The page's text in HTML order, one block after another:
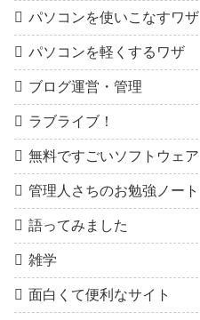
パソコンを使いこなすワザ
パソコンを軽くするワザ
ブログ運営・管理
ラブライブ！
無料ですごいソフトウェア
管理人さちのお勉強ノート
語ってみました
雑学
面白くて便利なサイト